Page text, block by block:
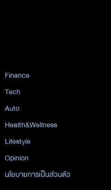
Finance
Tech
Auto
Health&Wellness
Lifestyle
Opinion
นโยบายการเป็นส่วนตัว